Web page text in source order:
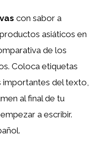
con sabor a
asiáticos en
de los
Coloca etiquetas
importantes del texto,
al final de tu
a escribir.